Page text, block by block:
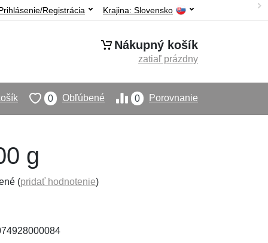
Krajina: Slovensko
Registrácia
Nákupný košík
zatiaľ prázdny
0 Porovnanie
0 Obľúbené
g
(pridať hodnotenie)